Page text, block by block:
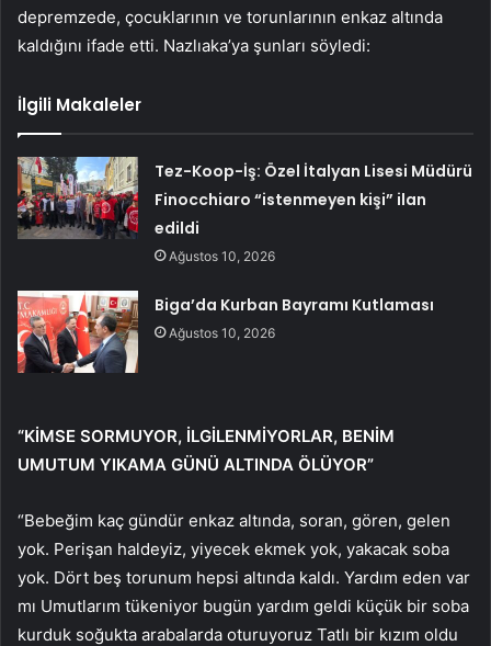
depremzede, çocuklarının ve torunlarının enkaz altında
kaldığını ifade etti. Nazlıaka’ya şunları söyledi:
İlgili Makaleler
Tez-Koop-İş: Özel İtalyan Lisesi Müdürü
Finocchiaro “istenmeyen kişi” ilan
edildi
Ağustos 10, 2026
Biga’da Kurban Bayramı Kutlaması
Ağustos 10, 2026
“KİMSE SORMUYOR, İLGİLENMİYORLAR, BENİM
UMUTUM YIKAMA GÜNÜ ALTINDA ÖLÜYOR”
“Bebeğim kaç gündür enkaz altında, soran, gören, gelen
yok. Perişan haldeyiz, yiyecek ekmek yok, yakacak soba
yok. Dört beş torunum hepsi altında kaldı. Yardım eden var
mı Umutlarım tükeniyor bugün yardım geldi küçük bir soba
kurduk soğukta arabalarda oturuyoruz Tatlı bir kızım oldu